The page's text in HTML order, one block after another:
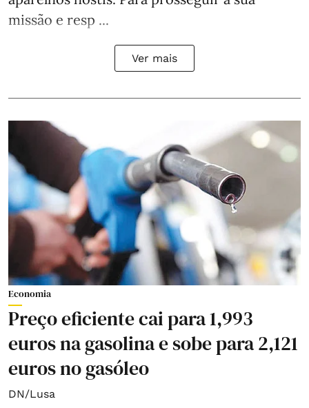
missão e resp ...
Ver mais
Economia
Preço eficiente cai para 1,993
euros na gasolina e sobe para 2,121
euros no gasóleo
DN/Lusa